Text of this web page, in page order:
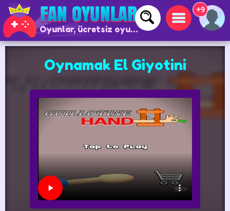
Oyunlar, ücretsiz oyunlar ve çevrimiçi oyunlar
+9
Oynamak El Giyotini